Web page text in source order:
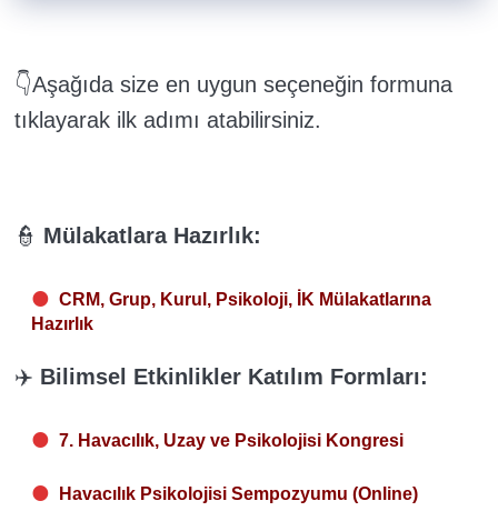
👇Aşağıda size en uygun seçeneğin formuna
tıklayarak ilk adımı atabilirsiniz.
👮 Mülakatlara Hazırlık:
CRM, Grup, Kurul, Psikoloji, İK Mülakatlarına
Hazırlık
✈️ Bilimsel Etkinlikler Katılım Formları:
7. Havacılık, Uzay ve Psikolojisi Kongresi
Havacılık Psikolojisi Sempozyumu (Online)